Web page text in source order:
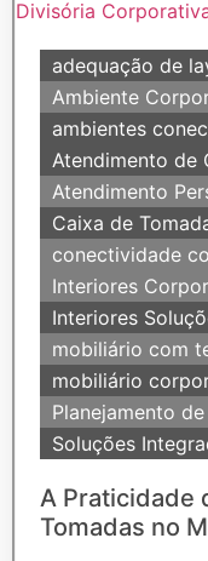
adequação de
Ambiente
ambientes
Atendimento de
Atendimento
Caixa de
conectividade
Interiores
Interiores
mobiliário com
mobiliário
Planejamento
Soluções
A Praticidade
Tomadas no